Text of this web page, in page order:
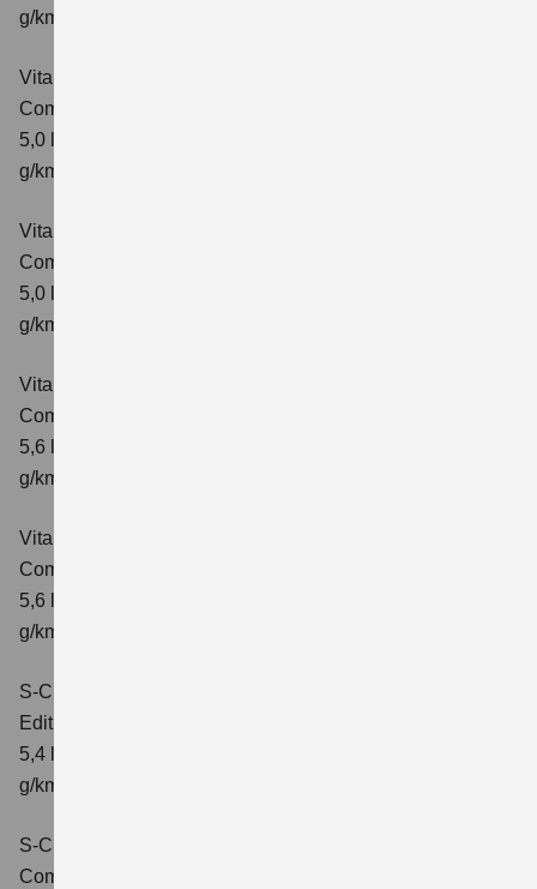
g/km; CO₂-Klasse: E
Vitara 1.5 DUALJET HYBRID AGS
Comfort
5,0 l/100km; kombinierter Wert der CO₂-Emission: 113
g/km; CO₂-Klasse: C
Vitara 1.5 DUALJET HYBRID AGS
Comfort+
5,0 l/100km; kombinierter Wert der CO₂-Emission: 114
g/km; CO₂-Klasse: C
Vitara 1.5 DUALJET HYBRID ALLGRIP AGS
Comfort
5,6 l/100km; kombinierter Wert der CO₂-Emission: 126
g/km; CO₂-Klasse: D
Vitara 1.5 DUALJET HYBRID ALLGRIP AGS
Comfort+
5,6 l/100km; kombinierter Wert der CO₂-Emission: 127
g/km; CO₂-Klasse: D
S-Cross 1.4 BOOSTERJET HYBRID
Edition
5,4 l/100 km; kombinierter Wert der CO2-Emission: 121
g/km; CO2-Klasse: D
S-Cross 1.4 BOOSTERJET HYBRID
Comfort